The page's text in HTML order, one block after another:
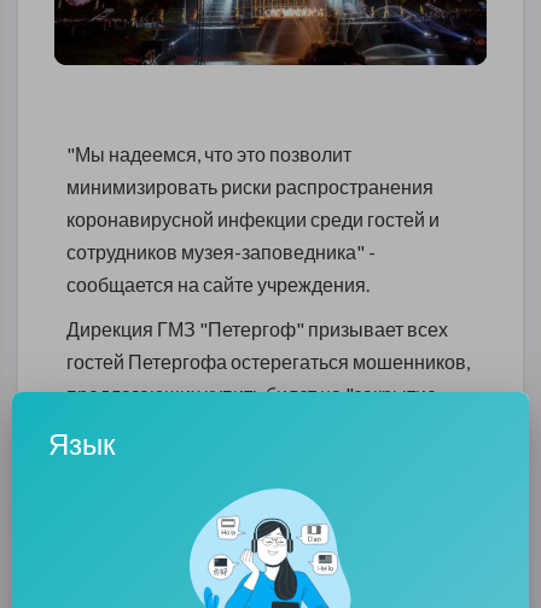
"Мы надеемся, что это позволит
минимизировать риски распространения
коронавирусной инфекции среди гостей и
сотрудников музея-заповедника" -
сообщается на сайте учреждения.
Дирекция ГМЗ "Петергоф" призывает всех
гостей Петергофа остерегаться мошенников,
предлагающих купить билет на "закрытие
официальном сайте музея-заповедника.
Фонтаны Нижнего парка будут работать в
установленном режиме до 17 октября 2021
года включительно.
Язык